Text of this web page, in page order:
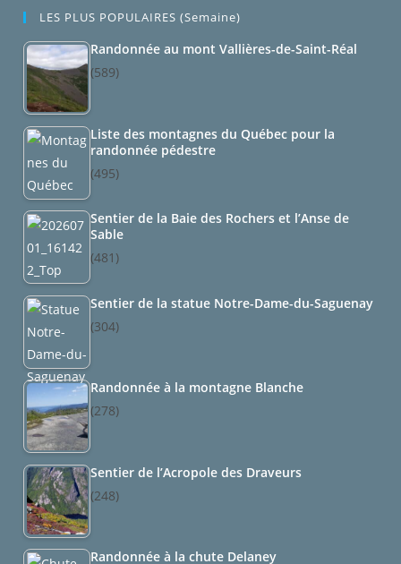
LES PLUS POPULAIRES (semaine)
Randonnée au mont Vallières-de-Saint-Réal
(589)
Liste des montagnes du Québec pour la
randonnée pédestre
(495)
Sentier de la Baie des Rochers et l’Anse de
Sable
(481)
Sentier de la statue Notre-Dame-du-Saguenay
(304)
Randonnée à la montagne Blanche
(278)
Sentier de l’Acropole des Draveurs
(248)
Randonnée à la chute Delaney